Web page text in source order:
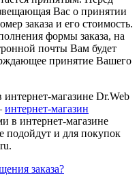
Вас о принятии
заказа и его стоимость.
формы заказа, на
почты Вам будет
принятие Вашего
магазине Dr.Web
интернет-магазин
в интернет-магазине
подойдут и для покупок
заказа?